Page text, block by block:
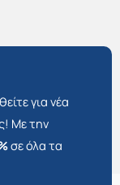
για νέα
Με την
σε όλα τα